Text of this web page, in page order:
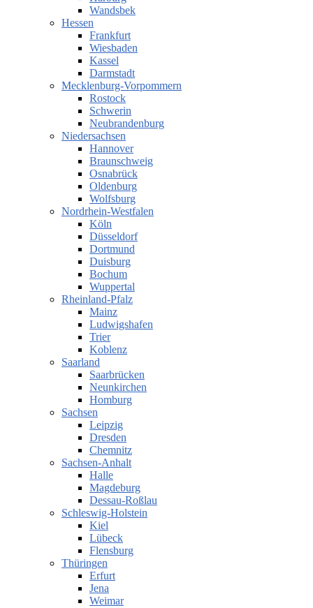
Wandsbek
Hessen
Frankfurt
Wiesbaden
Kassel
Darmstadt
Mecklenburg-Vorpommern
Rostock
Schwerin
Neubrandenburg
Niedersachsen
Hannover
Braunschweig
Osnabrück
Oldenburg
Wolfsburg
Nordrhein-Westfalen
Köln
Düsseldorf
Dortmund
Duisburg
Bochum
Wuppertal
Rheinland-Pfalz
Mainz
Ludwigshafen
Trier
Koblenz
Saarland
Saarbrücken
Neunkirchen
Homburg
Sachsen
Leipzig
Dresden
Chemnitz
Sachsen-Anhalt
Halle
Magdeburg
Dessau-Roßlau
Schleswig-Holstein
Kiel
Lübeck
Flensburg
Thüringen
Erfurt
Jena
Weimar